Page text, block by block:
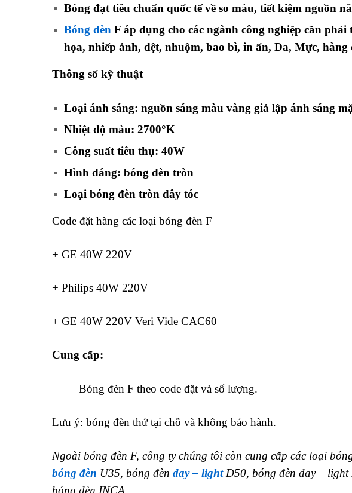
Bóng đạt tiêu chuẩn quốc tế về so màu, tiết kiệm nguồn
Bóng đèn F áp dụng cho các ngành công nghiệp cần
họa, nhiếp ảnh, dệt, nhuộm, bao bì, in ấn, Da, Mực,
Thông số kỹ thuật
Loại ánh sáng: nguồn sáng màu vàng giả lập ánh sáng
Nhiệt độ màu: 2700°K
Công suất tiêu thụ: 40W
Hình dáng: bóng đèn tròn
Loại bóng đèn tròn dây tóc
Code đặt hàng các loại bóng đèn F
+ GE 40W 220V
+ Philips 40W 220V
+ GE 40W 220V Veri Vide CAC60
Cung cấp:
Bóng đèn F theo code đặt và số lượng.
Lưu ý: bóng đèn thử tại chỗ và không bảo hành.
Ngoài bóng đèn F, công ty chúng tôi còn cung cấp các loại
bóng đèn U35, bóng đèn day – lightD50, bóng đèn day –
bóng đèn INCA…..